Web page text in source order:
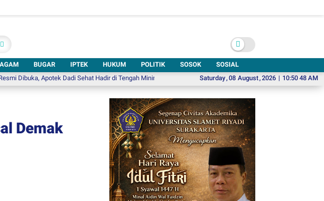
BUGAR IPTEK HUKUM POLITIK SOSOK
SOSIAL
Saturday,08 August,2026 | 10:50 50 AM
Apotek Dadi Sehat Hadir di Tengah Minimnya Fasilitas Kesehatan Kawasan Jeruk Sawit Hadiri Emparty
Demak